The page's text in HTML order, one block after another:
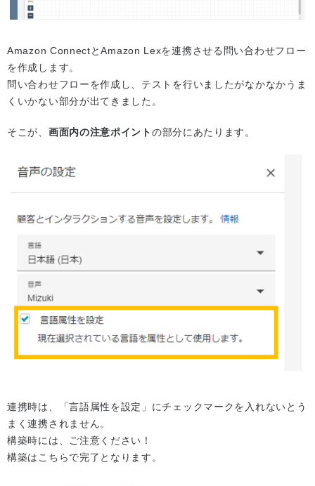
Amazon ConnectとAmazon Lexを連携させる問い合わせフロー
を作成します。
問い合わせフローを作成し、テストを行いましたがなかなかうま
くいかない部分が出てきました。
そこが、 画面内の注意ポイントの部分にあたります。
連携時は、「言語属性を設定」にチェックマークを入れないとう
まく連携されません。
構築時には、ご注意ください！
構築はこちらで完了となります。